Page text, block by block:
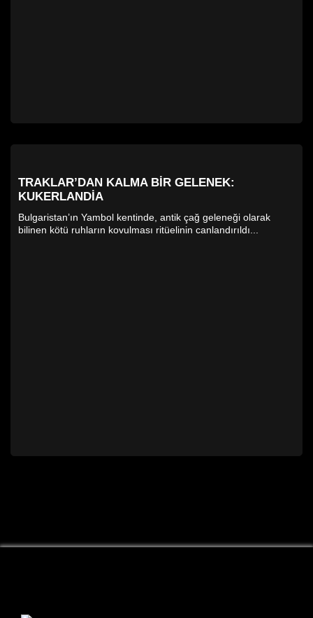
TRAKLAR’DAN KALMA BIR GELENEK:
KUKERLANDIA
Bulgaristan’ın Yambol kentinde, antik çağ geleneği olarak
bilinen kötü ruhların kovulması ritüelinin canlandırıldı...